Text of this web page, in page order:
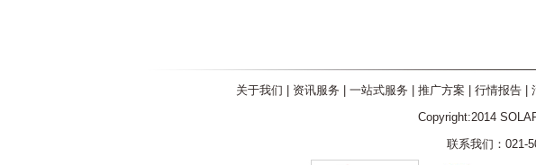
关于我们 资讯服务 一站式服务 推广方案 行情报告|
Copyright:2014
联系我们：021-